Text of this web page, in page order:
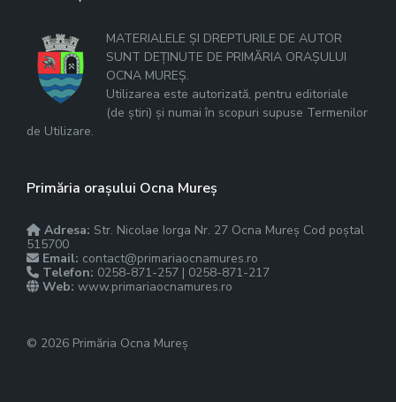
MATERIALELE ȘI DREPTURILE DE AUTOR
SUNT DEȚINUTE DE PRIMĂRIA ORAȘULUI
OCNA MUREȘ.
Utilizarea este autorizată, pentru editoriale
(de știri) și numai în scopuri supuse Termenilor
de Utilizare.
Primăria orașului Ocna Mureș
Adresa: Str. Nicolae Iorga Nr. 27 Ocna Mureș Cod poștal
515700
Email: contact@primariaocnamures.ro
Telefon: 0258-871-257 | 0258-871-217
Web: www.primariaocnamures.ro
© 2026 Primăria Ocna Mureș